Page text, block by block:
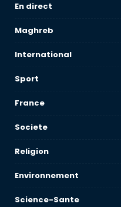
En direct
Maghreb
International
Sport
France
Societe
Religion
Environnement
Science-Sante